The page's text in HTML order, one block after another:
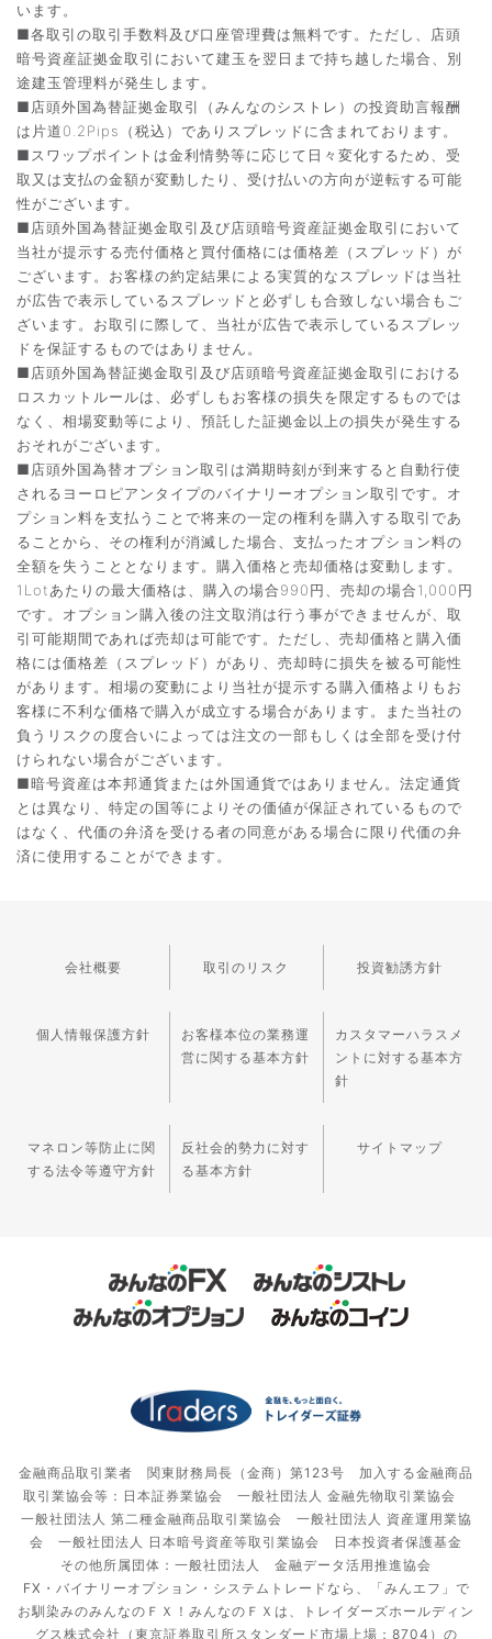
います。
■各取引の取引手数料及び口座管理費は無料です。ただし、店頭
暗号資産証拠金取引において建玉を翌日まで持ち越した場合、別
途建玉管理料が発生します。
■店頭外国為替証拠金取引（みんなのシストレ）の投資助言報酬
は片道0.2Pips（税込）でありスプレッドに含まれております。
■スワップポイントは金利情勢等に応じて日々変化するため、受
取又は支払の金額が変動したり、受け払いの方向が逆転する可能
性がございます。
■店頭外国為替証拠金取引及び店頭暗号資産証拠金取引において
当社が提示する売付価格と買付価格には価格差（スプレッド）が
ございます。お客様の約定結果による実質的なスプレッドは当社
が広告で表示しているスプレッドと必ずしも合致しない場合もご
ざいます。お取引に際して、当社が広告で表示しているスプレッ
ドを保証するものではありません。
■店頭外国為替証拠金取引及び店頭暗号資産証拠金取引における
ロスカットルールは、必ずしもお客様の損失を限定するものでは
なく、相場変動等により、預託した証拠金以上の損失が発生する
おそれがございます。
■店頭外国為替オプション取引は満期時刻が到来すると自動行使
されるヨーロピアンタイプのバイナリーオプション取引です。オ
プション料を支払うことで将来の一定の権利を購入する取引であ
ることから、その権利が消滅した場合、支払ったオプション料の
全額を失うこととなります。購入価格と売却価格は変動します。
1Lotあたりの最大価格は、購入の場合990円、売却の場合1,000円
です。オプション購入後の注文取消は行う事ができませんが、取
引可能期間であれば売却は可能です。ただし、売却価格と購入価
格には価格差（スプレッド）があり、売却時に損失を被る可能性
があります。相場の変動により当社が提示する購入価格よりもお
客様に不利な価格で購入が成立する場合があります。また当社の
負うリスクの度合いによっては注文の一部もしくは全部を受け付
けられない場合がございます。
■暗号資産は本邦通貨または外国通貨ではありません。法定通貨
とは異なり、特定の国等によりその価値が保証されているもので
はなく、代価の弁済を受ける者の同意がある場合に限り代価の弁
済に使用することができます。
会社概要 取引のリスク 投資勧誘方針
個人情報保護方針
お客様本位の業務運
営に関する基本方針
カスタマーハラスメ
ントに対する基本方
針
マネロン等防止に関
する法令等遵守方針
反社会的勢力に対す
る基本方針
サイトマップ
金融商品取引業者 関東財務局長（金商）第123号 加入する金融商品
取引業協会等：日本証券業協会 一般社団法人 金融先物取引業協会
一般社団法人 第二種金融商品取引業協会 一般社団法人 資産運用業協
会 一般社団法人 日本暗号資産等取引業協会 日本投資者保護基金
その他所属団体：一般社団法人 金融データ活用推進協会
FX・バイナリーオプション・システムトレードなら、「みんエフ」で
お馴染みのみんなのＦＸ！みんなのＦＸは、トレイダーズホールディン
グス株式会社（東京証券取引所スタンダード市場上場：8704）の